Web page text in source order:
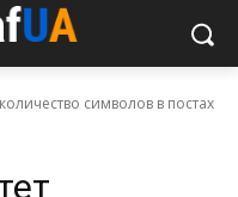
символов в постах